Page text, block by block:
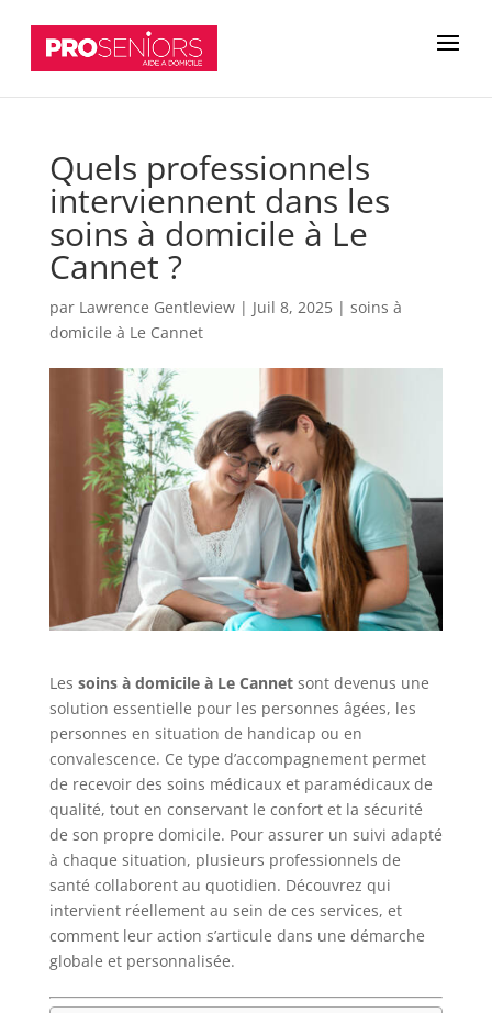
Quels professionnels
interviennent dans les
soins à domicile à Le
Cannet ?
par Lawrence Gentleview| Juil 8, 2025| soins à
domicile à Le Cannet
Les soins à domicile à Le Cannetsont devenus une
solution essentielle pour les personnes âgées, les
personnes en situation de handicap ou en
convalescence. Ce type d’accompagnement permet
de recevoir des soins médicaux et paramédicaux de
qualité, tout en conservant le confort et la sécurité
de son propre domicile. Pour assurer un suivi adapté
à chaque situation, plusieurs professionnels de
santé collaborent au quotidien. Découvrez qui
intervient réellement au sein de ces services, et
comment leur action s’articule dans une démarche
globale et personnalisée.